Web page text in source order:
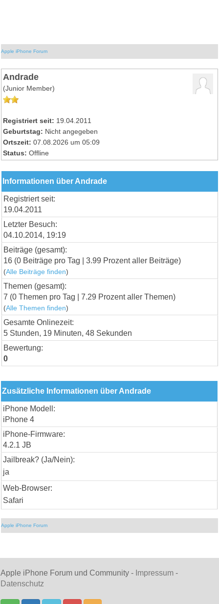
Apple iPhone Forum
Andrade
(Junior Member)
Registriert seit: 19.04.2011
Geburtstag: Nicht angegeben
Ortszeit: 07.08.2026 um 05:09
Status: Offline
Informationen über Andrade
Registriert seit:
19.04.2011
Letzter Besuch:
04.10.2014, 19:19
Beiträge (gesamt):
16 (0 Beiträge pro Tag | 3.99 Prozent aller Beiträge)
(Alle Beiträge finden)
Themen (gesamt):
7 (0 Themen pro Tag | 7.29 Prozent aller Themen)
(Alle Themen finden)
Gesamte Onlinezeit:
5 Stunden, 19 Minuten, 48 Sekunden
Bewertung:
0
Zusätzliche Informationen über Andrade
iPhone Modell:
iPhone 4
iPhone-Firmware:
4.2.1 JB
Jailbreak? (Ja/Nein):
ja
Web-Browser:
Safari
Apple iPhone Forum
Apple iPhone Forum und Community - Impressum -
Datenschutz